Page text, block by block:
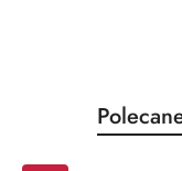
PomińProdukty
o